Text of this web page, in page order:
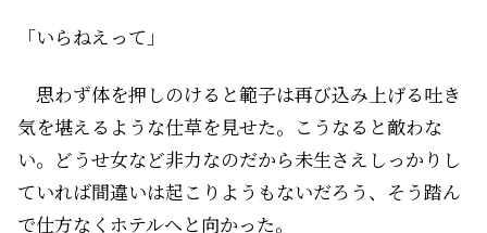
「いらねえって」
思わず体を押しのけると範子は再び込み上げる吐き
気を堪えるような仕草を見せた。こうなると敵わな
い。どうせ女など非力なのだから未生さえしっかりし
ていれば間違いは起こりようもないだろう、そう踏ん
で仕方なくホテルへと向かった。